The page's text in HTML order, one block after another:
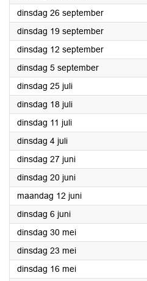
dinsdag 26 september2023
dinsdag 19 september2023
dinsdag 12 september2023
dinsdag 5 september2023
dinsdag 25 juli2023
dinsdag 18 juli2023
dinsdag 11 juli2023
dinsdag 4 juli2023
dinsdag 27 juni2023
dinsdag 20 juni2023
maandag 12 juni2023
dinsdag 6 juni2023
dinsdag 30 mei2023
dinsdag 23 mei2023
dinsdag 16 mei2023